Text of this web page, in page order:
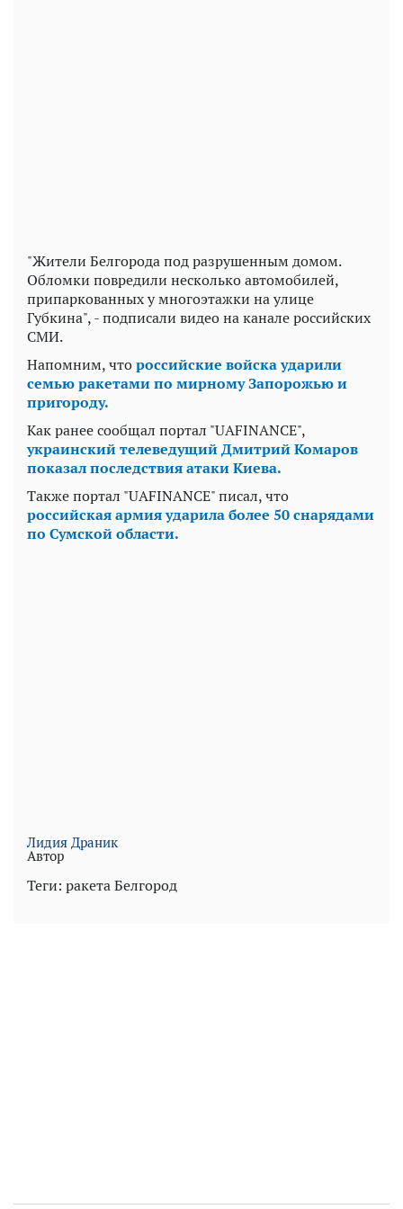
"Жители Белгорода под разрушенным домом.
Обломки повредили несколько автомобилей,
припаркованных у многоэтажки на улице
Губкина", - подписали видео на канале российских
СМИ.
Напомним, чтороссийские войска ударили
семью ракетами по мирному Запорожью и
пригороду.
Как ранее сообщал портал "UAFINANCE",
украинский телеведущий Дмитрий Комаров
показал последствия атаки Киева.
Также портал "UAFINANCE" писал, что
российская армия ударила более 50 снарядами
по Сумской области.
Лидия Драник
Автор
Теги: ракетаБелгород